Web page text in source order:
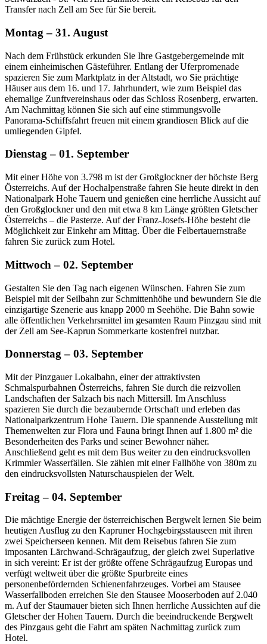
Transfer nach Zell am See für Sie bereit.
Montag – 31. August
Nach dem Frühstück erkunden Sie Ihre Gastgebergemeinde mit
einem einheimischen Gästeführer. Entlang der Uferpromenade
spazieren Sie zum Marktplatz in der Altstadt, wo Sie prächtige
Häuser aus dem 16. und 17. Jahrhundert, wie zum Beispiel das
ehemalige Zunftvereinshaus oder das Schloss Rosenberg, erwarten.
Am Nachmittag können Sie sich auf eine stimmungsvolle
Panorama-Schiffsfahrt freuen mit einem grandiosen Blick auf die
umliegenden Gipfel.
Dienstag – 01. September
Mit einer Höhe von 3.798 m ist der Großglockner der höchste Berg
Österreichs. Auf der Hochalpenstraße fahren Sie heute direkt in den
Nationalpark Hohe Tauern und genießen eine herrliche Aussicht auf
den Großglockner und den mit etwa 8 km Länge größten Gletscher
Österreichs – die Pasterze. Auf der Franz-Josefs-Höhe besteht die
Möglichkeit zur Einkehr am Mittag. Über die Felbertauernstraße
fahren Sie zurück zum Hotel.
Mittwoch – 02. September
Gestalten Sie den Tag nach eigenen Wünschen. Fahren Sie zum
Beispiel mit der Seilbahn zur Schmittenhöhe und bewundern Sie die
einzigartige Szenerie aus knapp 2000 m Seehöhe. Die Bahn sowie
alle öffentlichen Verkehrsmittel im gesamten Raum Pinzgau sind mit
der Zell am See-Kaprun Sommerkarte kostenfrei nutzbar.
Donnerstag – 03. September
Mit der Pinzgauer Lokalbahn, einer der attraktivsten
Schmalspurbahnen Österreichs, fahren Sie durch die reizvollen
Landschaften der Salzach bis nach Mittersill. Im Anschluss
spazieren Sie durch die bezaubernde Ortschaft und erleben das
Nationalparkzentrum Hohe Tauern. Die spannende Ausstellung mit
Themenwelten zur Flora und Fauna bringt Ihnen auf 1.800 m² die
Besonderheiten des Parks und seiner Bewohner näher.
Anschließend geht es mit dem Bus weiter zu den eindrucksvollen
Krimmler Wasserfällen. Sie zählen mit einer Fallhöhe von 380m zu
den eindrucksvollsten Naturschauspielen der Welt.
Freitag – 04. September
Die mächtige Energie der österreichischen Bergwelt lernen Sie beim
heutigen Ausflug zu den Kapruner Hochgebirgsstauseen mit ihren
zwei Speicherseen kennen. Mit dem Reisebus fahren Sie zum
imposanten Lärchwand-Schrägaufzug, der gleich zwei Superlative
in sich vereint: Er ist der größte offene Schrägaufzug Europas und
verfügt weltweit über die größte Spurbreite eines
personenbefördernden Schienenfahrzeuges. Vorbei am Stausee
Wasserfallboden erreichen Sie den Stausee Mooserboden auf 2.040
m. Auf der Staumauer bieten sich Ihnen herrliche Aussichten auf die
Gletscher der Hohen Tauern. Durch die beeindruckende Bergwelt
des Pinzgaus geht die Fahrt am späten Nachmittag zurück zum
Hotel.